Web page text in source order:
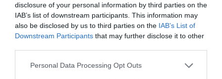
disclosure of your personal information by third parties on the
IAB’s list of downstream participants. This information may
also be disclosed by us to third parties on the IAB’s List of
Downstream Participants that may further disclose it to other
Please note that this website/app uses one or more Google
Personal Data Processing Opt Outs
9 h 56 min